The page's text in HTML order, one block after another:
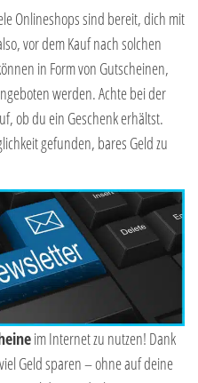
Onlineshops sind bereit, dich mit
vor dem Kauf nach solchen
in Form von Gutscheinen,
werden. Achte bei der
ob du ein Geschenk erhältst.
gefunden, bares Geld zu
im Internet zu nutzen! Dank
Geld sparen – ohne auf deine